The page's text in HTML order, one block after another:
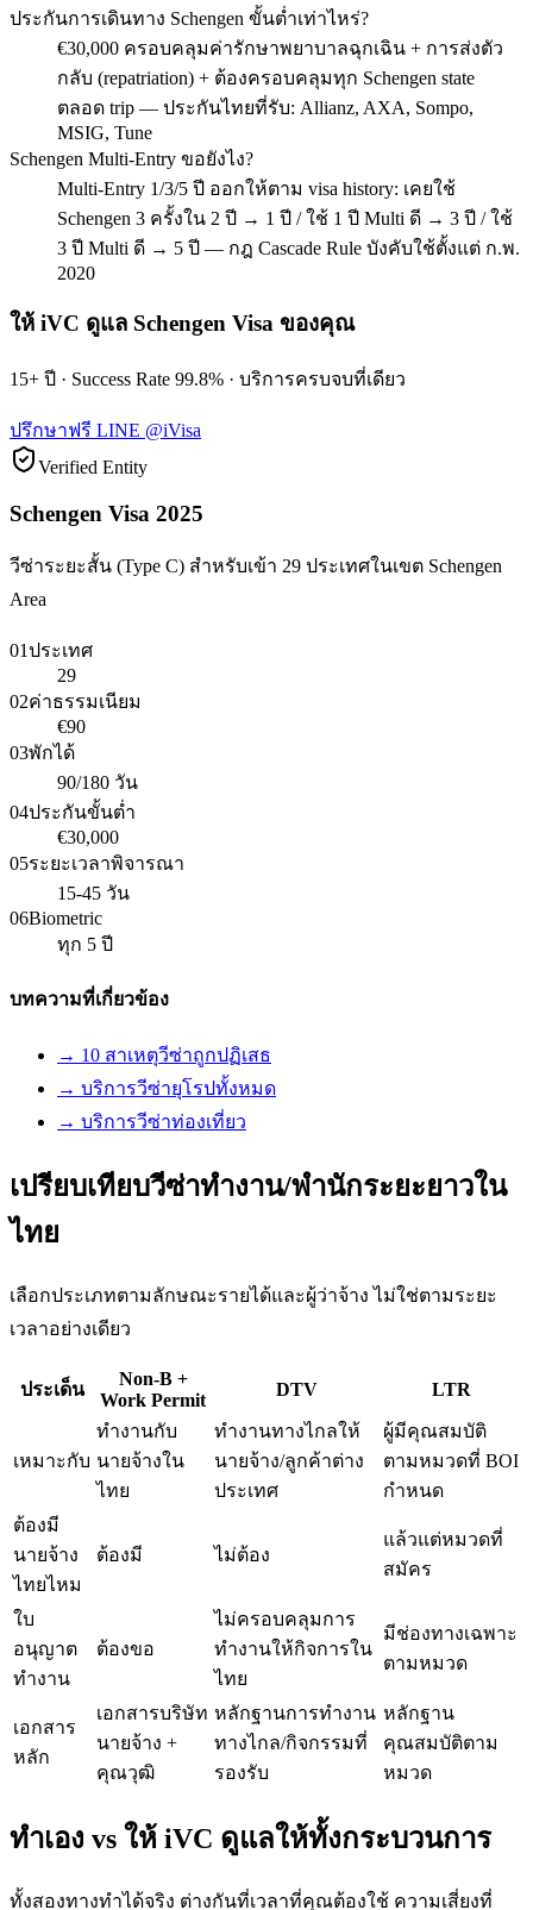
ประกันการเดินทาง Schengen ขั้นต่ำเท่าไหร่?
€30,000 ครอบคลุมค่ารักษาพยาบาลฉุกเฉิน + การส่งตัว
กลับ (repatriation) + ต้องครอบคลุมทุก Schengen state
ตลอด trip — ประกันไทยที่รับ: Allianz, AXA, Sompo,
MSIG, Tune
Schengen Multi-Entry ขอยังไง?
Multi-Entry 1/3/5 ปี ออกให้ตาม visa history: เคยใช้
Schengen 3 ครั้งใน 2 ปี → 1 ปี / ใช้ 1 ปี Multi ดี → 3 ปี / ใช้
3 ปี Multi ดี → 5 ปี — กฎ Cascade Rule บังคับใช้ตั้งแต่ ก.พ.
2020
ให้ iVC ดูแล Schengen Visa ของคุณ
15+ ปี · Success Rate 99.8% · บริการครบจบที่เดียว
ปรึกษาฟรี LINE @iVisa
Verified Entity
Schengen Visa 2025
วีซ่าระยะสั้น (Type C) สำหรับเข้า 29 ประเทศในเขต Schengen
Area
01ประเทศ
29
02ค่าธรรมเนียม
€90
03พักได้
90/180 วัน
04ประกันขั้นต่ำ
€30,000
05ระยะเวลาพิจารณา
15-45 วัน
06Biometric
ทุก 5 ปี
บทความที่เกี่ยวข้อง
→ 10 สาเหตุวีซ่าถูกปฏิเสธ
→ บริการวีซ่ายุโรปทั้งหมด
→ บริการวีซ่าท่องเที่ยว
เปรียบเทียบวีซ่าทำงาน/พำนักระยะยาวใน
ไทย
เลือกประเภทตามลักษณะรายได้และผู้ว่าจ้าง ไม่ใช่ตามระยะ
เวลาอย่างเดียว
ประเด็น
Non-B +
Work Permit
DTV LTR
เหมาะกับ
ทำงานกับ
นายจ้างใน
ไทย
ทำงานทางไกลให้
นายจ้าง/ลูกค้าต่าง
ประเทศ
ผู้มีคุณสมบัติ
ตามหมวดที่ BOI
กำหนด
ต้องมี
นายจ้าง
ไทยไหม
ต้องมี ไม่ต้อง
แล้วแต่หมวดที่
สมัคร
ใบ
อนุญาต
ทำงาน
ต้องขอ
ไม่ครอบคลุมการ
ทำงานให้กิจการใน
ไทย
มีช่องทางเฉพาะ
ตามหมวด
เอกสาร
หลัก
เอกสารบริษัท
นายจ้าง +
คุณวุฒิ
หลักฐานการทำงาน
ทางไกล/กิจกรรมที่
รองรับ
หลักฐาน
คุณสมบัติตาม
หมวด
ทำเอง vs ให้ iVC ดูแลให้ทั้งกระบวนการ
ทั้งสองทางทำได้จริง ต่างกันที่เวลาที่คุณต้องใช้ ความเสี่ยงที่